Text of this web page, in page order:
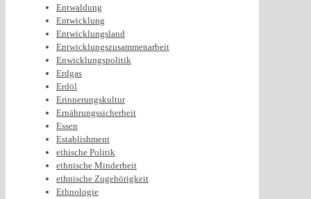
Entwaldung
Entwicklung
Entwicklungsland
Entwicklungszusammenarbeit
Enwicklungspolitik
Erdgas
Erdöl
Erinnerungskultur
Ernährungssicherheit
Essen
Establishment
ethische Politik
ethnische Minderheit
ethnische Zugehörigkeit
Ethnologie